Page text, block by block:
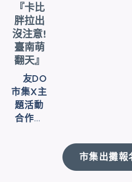
『卡比
胖拉出
沒注意!
臺南萌
翻天』
❇︎友DO
市集X主
題活動
合作市
市集出攤